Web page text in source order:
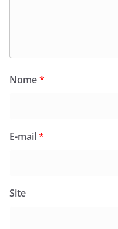
Nome*
E-mail*
Site